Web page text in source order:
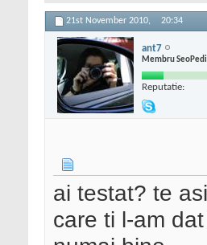
21st November 2010, 20:34
ant7
Membru
Reputatie:
ai testat? te
care ti l-am